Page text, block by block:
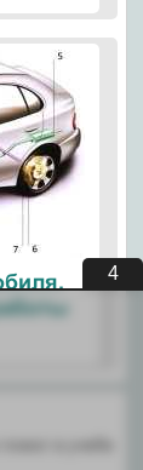
в учебе
3